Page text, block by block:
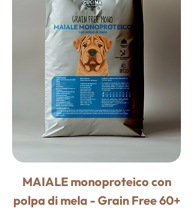
MAIALE monoproteico con
polpa di mela - Grain Free 60+